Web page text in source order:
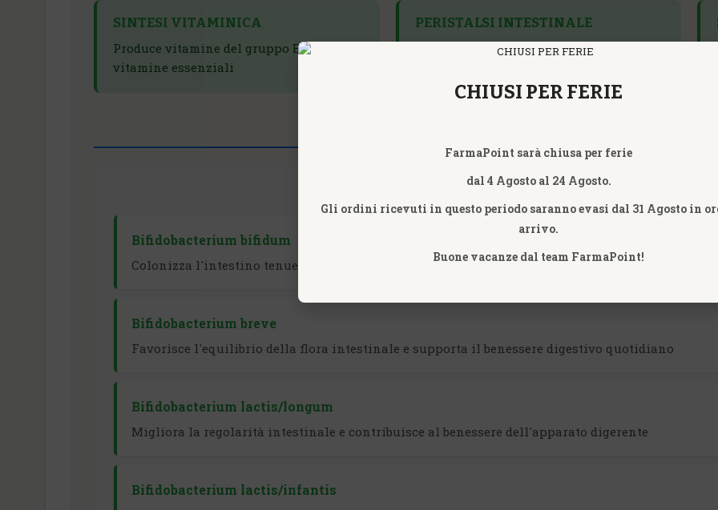
SINTESI VITAMINICA
Produce vitamine del gruppo B e altre
vitamine essenziali
PERISTALSI INTESTINALE
Stimola i movimenti peristaltici e
MISCELA SPECIFICA DI BIFIDOBATTERI
Bifidobacterium bifidum
Colonizza l'intestino tenue e il colon, supporta la digestione e rafforza la barriera intestinale
Bifidobacterium breve
Favorisce l'equilibrio della flora intestinale e supporta il benessere digestivo quotidiano
Bifidobacterium lactis/longum
Migliora la regolarità intestinale e contribuisce al benessere dell'apparato digerente
Bifidobacterium lactis/infantis
CHIUSI PER FERIE
FarmaPoint sarà chiusa per ferie
dal 4 Agosto al 24 Agosto.
Gli ordini ricevuti in questo periodo saranno evasi dal 31 Agosto in
arrivo.
Buone vacanze dal team FarmaPoint!